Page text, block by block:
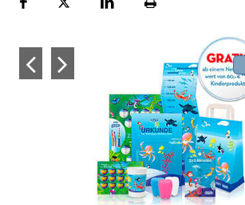
FacebookPlattformLinekdInSeite